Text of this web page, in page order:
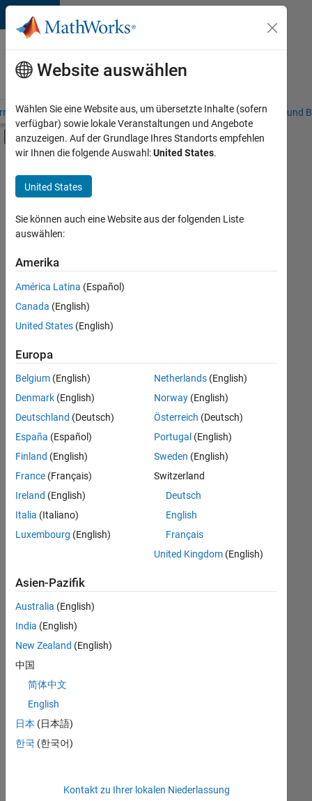
Weiter zum Inhalt
Karriere
bei
MathWorks
– Übersicht Stellensuche Niederlassungen Studierende und
Umschaltung für Off-Canvas-
Hauptinhalt
Commercial Sales
Customer Support
Marketing Communications
+2
Derzeit
es
keine
offenen
Stellen,
Ihren
Suchkriterien
entsprechen.
können
die
Suchkriterien
weiter
fassen
oder
alle
Stellenangebote
anzeigen .
noch
keine
offenen
Stellen
können,
die
Ihren
entsprechen,
werden
unseres
Website auswählen
Wählen Sie eine Website aus, um übersetzte Inhalte (sofern
verfügbar) sowie lokale Veranstaltungen und Angebote
anzuzeigen. Auf der Grundlage Ihres Standorts empfehlen
wir Ihnen die folgende Auswahl:United States.
United States
Sie können auch eine Website aus der folgenden Liste
auswählen:
Amerika
América Latina (Español)
Canada (English)
United States (English)
Europa
Belgium (English)
Denmark (English)
Deutschland (Deutsch)
España (Español)
Finland (English)
France (Français)
Ireland (English)
Italia (Italiano)
Luxembourg (English)
Netherlands(English)
Norway(English)
Österreich (Deutsch)
Portugal (English)
Sweden (English)
Switzerland
Deutsch
English
Français
United Kingdom(English)
Asien-Pazifik
Australia (English)
India (English)
New Zealand (English)
中国
简体中文
English
日本 (日本語)
한국 (한국어)
Kontakt zu Ihrer lokalen Niederlassung